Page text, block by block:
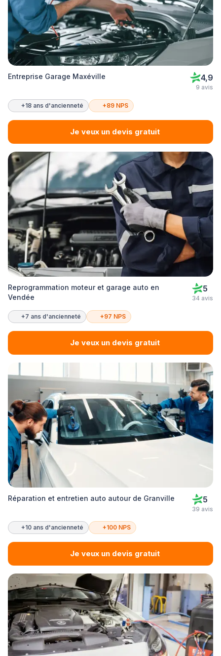
Entreprise Garage Maxéville 4,9
9 avis
+18 ans d'ancienneté +89 NPS
Je veux un devis gratuit
Reprogrammation moteur et garage auto en
Vendée
5
34 avis
+7 ans d'ancienneté +97 NPS
Je veux un devis gratuit
Réparation et entretien auto autour de Granville 5
39 avis
+10 ans d'ancienneté +100 NPS
Je veux un devis gratuit